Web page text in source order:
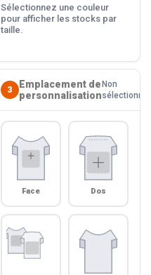
Sélectionnez une couleur
pour afficher les stocks par
taille.
3
Emplacement de
personnalisation
Non
sélectionné
Face Dos